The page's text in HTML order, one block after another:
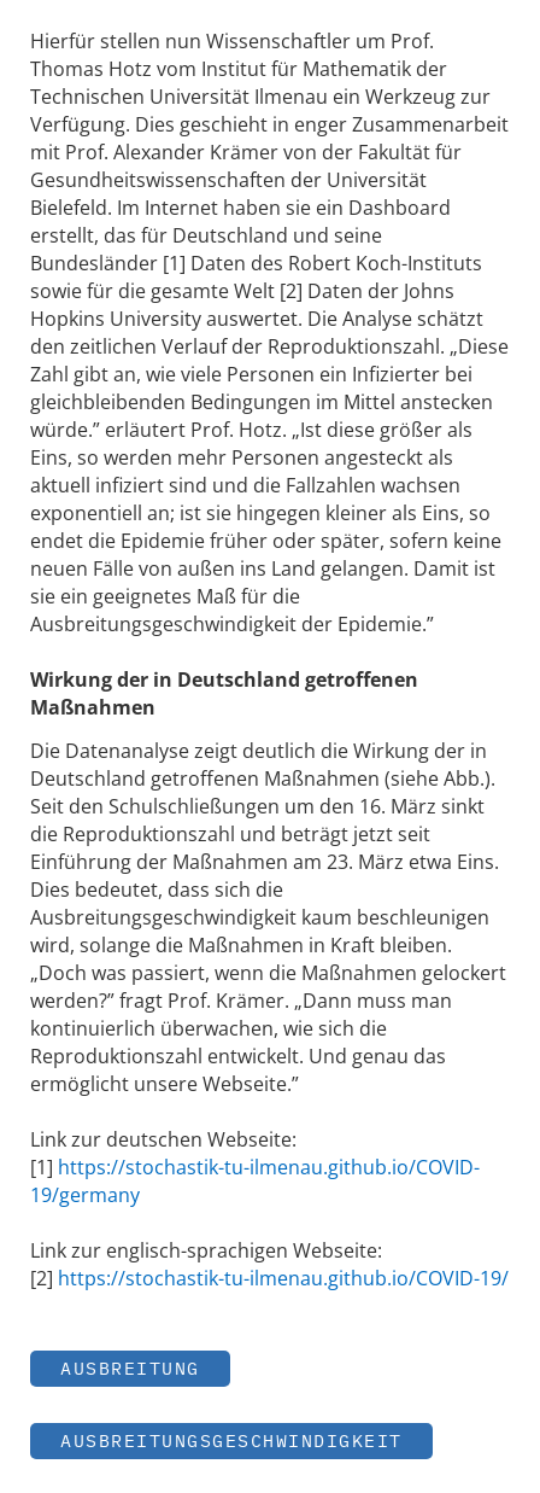
Hierfür stellen nun Wissenschaftler um Prof.
Thomas Hotz vom Institut für Mathematik der
Technischen Universität Ilmenau ein Werkzeug zur
Verfügung. Dies geschieht in enger Zusammenarbeit
mit Prof. Alexander Krämer von der Fakultät für
Gesundheitswissenschaften der Universität
Bielefeld. Im Internet haben sie ein Dashboard
erstellt, das für Deutschland und seine
Bundesländer [1] Daten des Robert Koch-Instituts
sowie für die gesamte Welt [2] Daten der Johns
Hopkins University auswertet. Die Analyse schätzt
den zeitlichen Verlauf der Reproduktionszahl. „Diese
Zahl gibt an, wie viele Personen ein Infizierter bei
gleichbleibenden Bedingungen im Mittel anstecken
würde.” erläutert Prof. Hotz. „Ist diese größer als
Eins, so werden mehr Personen angesteckt als
aktuell infiziert sind und die Fallzahlen wachsen
exponentiell an; ist sie hingegen kleiner als Eins, so
endet die Epidemie früher oder später, sofern keine
neuen Fälle von außen ins Land gelangen. Damit ist
sie ein geeignetes Maß für die
Ausbreitungsgeschwindigkeit der Epidemie.”
Wirkung der in Deutschland getroffenen
Maßnahmen
Die Datenanalyse zeigt deutlich die Wirkung der in
Deutschland getroffenen Maßnahmen (siehe Abb.).
Seit den Schulschließungen um den 16. März sinkt
die Reproduktionszahl und beträgt jetzt seit
Einführung der Maßnahmen am 23. März etwa Eins.
Dies bedeutet, dass sich die
Ausbreitungsgeschwindigkeit kaum beschleunigen
wird, solange die Maßnahmen in Kraft bleiben.
„Doch was passiert, wenn die Maßnahmen gelockert
werden?” fragt Prof. Krämer. „Dann muss man
kontinuierlich überwachen, wie sich die
Reproduktionszahl entwickelt. Und genau das
ermöglicht unsere Webseite.”
Link zur deutschen Webseite:
[1] https://stochastik-tu-ilmenau.github.io/COVID-
19/germany
Link zur englisch-sprachigen Webseite:
[2] https://stochastik-tu-ilmenau.github.io/COVID-19/
AUSBREITUNG
AUSBREITUNGSGESCHWINDIGKEIT